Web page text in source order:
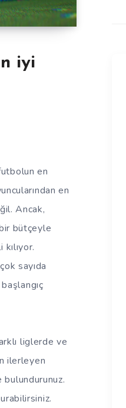
iyi
en
en
Ancak,
bütçeyle
sayıda
liglerde ve
ilerleyen